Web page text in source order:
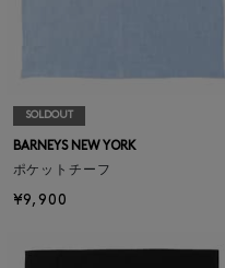
SOLDOUT
BARNEYS NEW YORK
ポケットチーフ
¥9,900